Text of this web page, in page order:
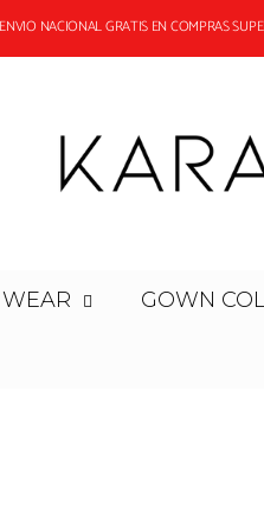
ENVIO NACIONAL GRATIS EN COMPRAS
EN "PRE ORDER" LLEVAN UN TIEMPO DE
GOWN